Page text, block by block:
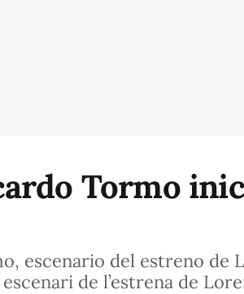
Tormo
escenario del estreno de
de l’estrena de